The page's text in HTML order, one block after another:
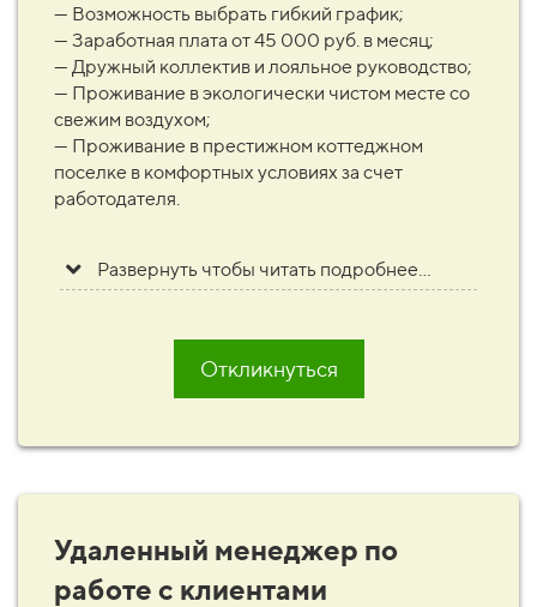
— Возможность выбрать гибкий график;
— Заработная плата от 45 000 руб. в месяц;
— Дружный коллектив и лояльное руководство;
— Проживание в экологически чистом месте со
свежим воздухом;
— Проживание в престижном коттеджном
поселке в комфортных условиях за счет
работодателя.
Развернуть чтобы читать подробнее...
Откликнуться
Удаленный менеджер по
работе с клиентами